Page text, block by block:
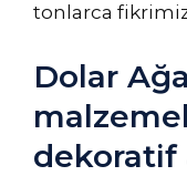
tonlarca
Dolar
dekoratif